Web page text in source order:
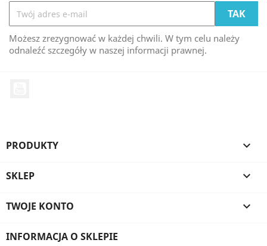
Możesz zrezygnować w każdej chwili. W tym celu należy
odnaleźć szczegóły w naszej informacji prawnej.
PRODUKTY 
SKLEP 
TWOJE KONTO 
INFORMACJA O SKLEPIE